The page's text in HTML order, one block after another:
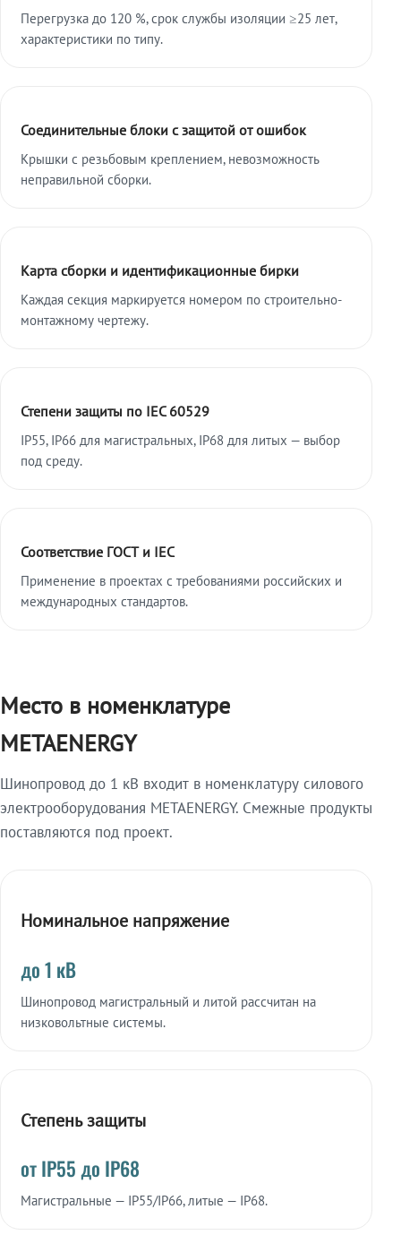
Перегрузка до 120 %, срок службы изоляции ≥25 лет,
характеристики по типу.
Соединительные блоки с защитой от ошибок
Крышки с резьбовым креплением, невозможность
неправильной сборки.
Карта сборки и идентификационные бирки
Каждая секция маркируется номером по строительно-
монтажному чертежу.
Степени защиты по IEC 60529
IP55, IP66 для магистральных, IP68 для литых — выбор
под среду.
Соответствие ГОСТ и IEC
Применение в проектах с требованиями российских и
международных стандартов.
Место в номенклатуре
METAENERGY
Шинопровод до 1 кВ входит в номенклатуру силового
электрооборудования METAENERGY. Смежные продукты
поставляются под проект.
Номинальное напряжение
до 1 кВ
Шинопровод магистральный и литой рассчитан на
низковольтные системы.
Степень защиты
от IP55 до IP68
Магистральные — IP55/IP66, литые — IP68.